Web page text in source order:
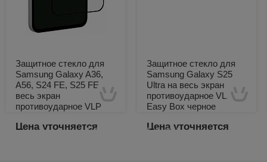
Защитное стекло для
Samsung Galaxy A36,
A56, S24 FE, S25 FE на
весь экран
противоударное VLP
Цена уточняется
Защитное стекло для
Samsung Galaxy S25
Ultra на весь экран
противоударное VLP
Easy Box черное
Цена уточняется